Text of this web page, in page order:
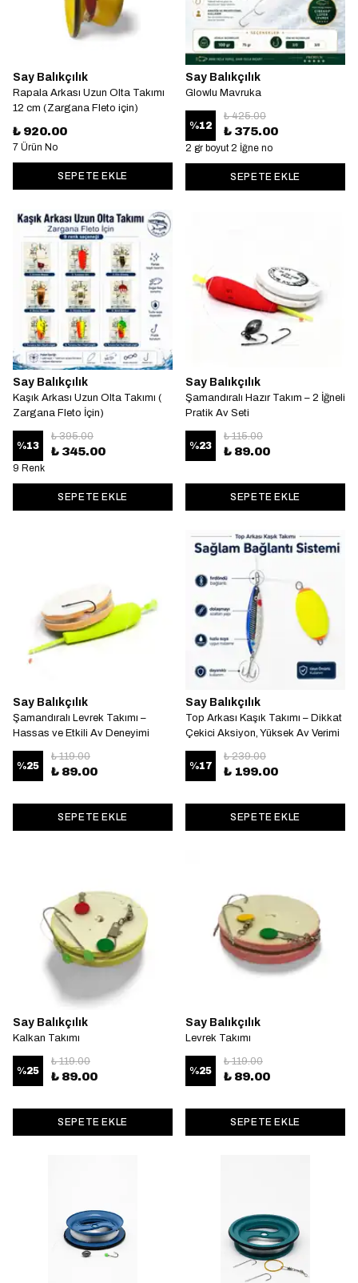
Say Balıkçılık
Rapala Arkası Uzun Olta Takımı
12 cm (Zargana Fleto için)
₺ 920.00
7 Ürün No
SEPETE EKLE
Say Balıkçılık
Glowlu Mavruka
%12
₺ 425.00
₺ 375.00
2 gr boyut 2 İğne no
SEPETE EKLE
Say Balıkçılık
Kaşık Arkası Uzun Olta Takımı (
Zargana Fleto İçin)
%13
₺ 395.00
₺ 345.00
9 Renk
SEPETE EKLE
Say Balıkçılık
Şamandıralı Hazır Takım – 2 İğneli
Pratik Av Seti
%23
₺ 115.00
₺ 89.00
SEPETE EKLE
Say Balıkçılık
Şamandıralı Levrek Takımı –
Hassas ve Etkili Av Deneyimi
%25
₺ 119.00
₺ 89.00
SEPETE EKLE
Say Balıkçılık
Top Arkası Kaşık Takımı – Dikkat
Çekici Aksiyon, Yüksek Av Verimi
%17
₺ 239.00
₺ 199.00
SEPETE EKLE
Say Balıkçılık
Kalkan Takımı
%25
₺ 119.00
₺ 89.00
SEPETE EKLE
Say Balıkçılık
Levrek Takımı
%25
₺ 119.00
₺ 89.00
SEPETE EKLE